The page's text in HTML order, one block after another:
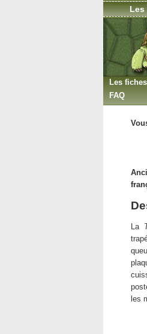
Les
Les fiches
FAQ
Les
Maladies
La
les